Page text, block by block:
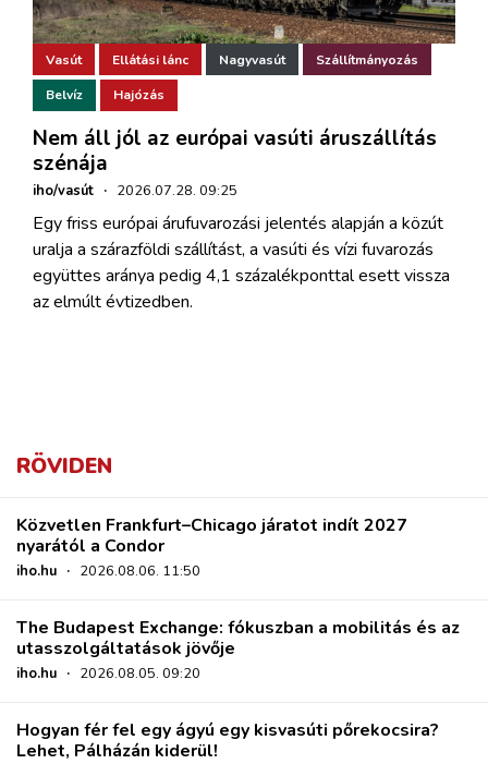
Vasút Ellátási lánc Nagyvasút Szállítmányozás
Belvíz Hajózás
Nem áll jól az európai vasúti áruszállítás
szénája
iho/vasút · 2026.07.28. 09:25
Egy friss európai árufuvarozási jelentés alapján a közút
uralja a szárazföldi szállítást, a vasúti és vízi fuvarozás
együttes aránya pedig 4,1 százalékponttal esett vissza
az elmúlt évtizedben.
RÖVIDEN
Közvetlen Frankfurt–Chicago járatot indít 2027
nyarától a Condor
iho.hu · 2026.08.06. 11:50
The Budapest Exchange: fókuszban a mobilitás és az
utasszolgáltatások jövője
iho.hu · 2026.08.05. 09:20
Hogyan fér fel egy ágyú egy kisvasúti pőrekocsira?
Lehet, Pálházán kiderül!